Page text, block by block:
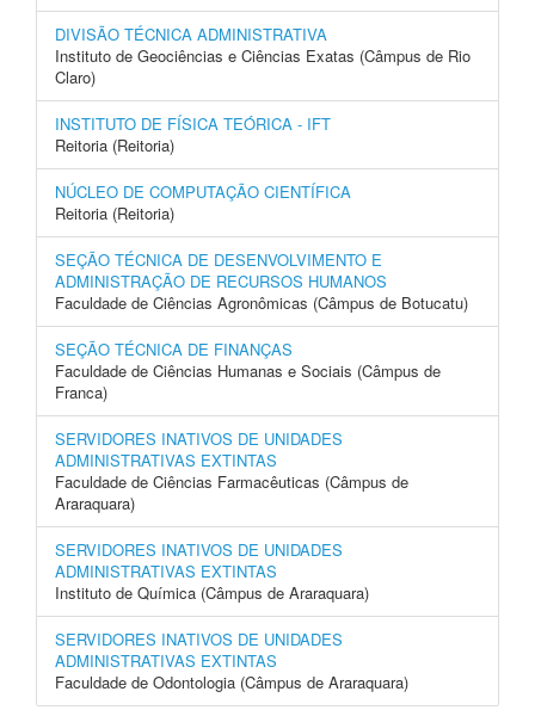
DIVISÃO TÉCNICA ADMINISTRATIVA
Instituto de Geociências e Ciências Exatas (Câmpus de Rio
Claro)
INSTITUTO DE FÍSICA TEÓRICA - IFT
Reitoria (Reitoria)
NÚCLEO DE COMPUTAÇÃO CIENTÍFICA
Reitoria (Reitoria)
SEÇÃO TÉCNICA DE DESENVOLVIMENTO E
ADMINISTRAÇÃO DE RECURSOS HUMANOS
Faculdade de Ciências Agronômicas (Câmpus de Botucatu)
SEÇÃO TÉCNICA DE FINANÇAS
Faculdade de Ciências Humanas e Sociais (Câmpus de
Franca)
SERVIDORES INATIVOS DE UNIDADES
ADMINISTRATIVAS EXTINTAS
Faculdade de Ciências Farmacêuticas (Câmpus de
Araraquara)
SERVIDORES INATIVOS DE UNIDADES
ADMINISTRATIVAS EXTINTAS
Instituto de Química (Câmpus de Araraquara)
SERVIDORES INATIVOS DE UNIDADES
ADMINISTRATIVAS EXTINTAS
Faculdade de Odontologia (Câmpus de Araraquara)